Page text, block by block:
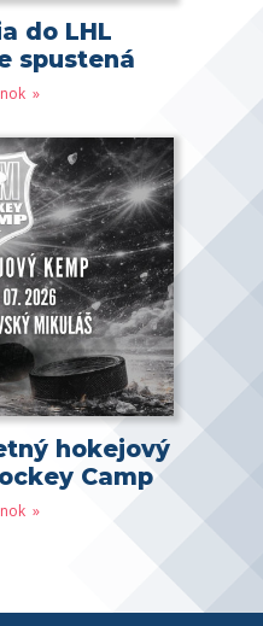
do LHL
spustená
hokejový
Camp